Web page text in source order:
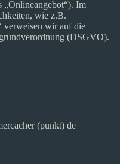
„Onlineangebot“). Im
wie z.B.
verweisen wir auf die
(DSGVO).
(punkt) de